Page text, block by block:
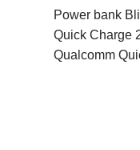
Power bank
Quick Charge
Qualcomm